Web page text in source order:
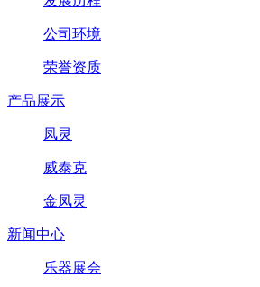
公司环境
荣誉资质
产品展示
凤灵
威泰克
金凤灵
新闻中心
乐器展会